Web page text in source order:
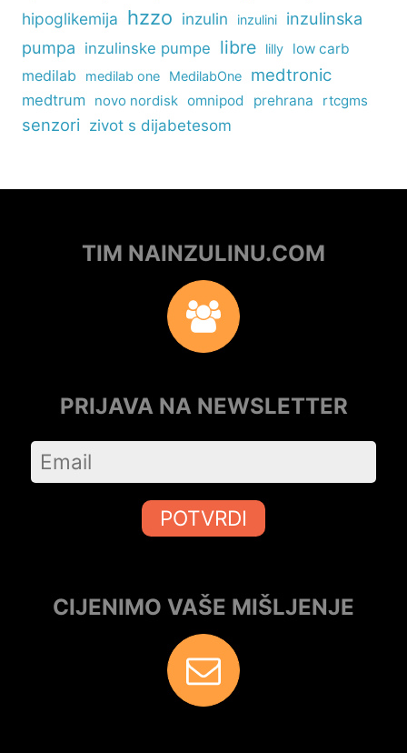
hipoglikemija hzzo inzulin inzulini
inzulinska
pumpa inzulinske pumpe libre lilly low carb
medilab medilab one MedilabOne medtronic
medtrum novo nordisk omnipod prehrana rtcgms
senzori zivot s dijabetesom
TIM NAINZULINU.COM
PRIJAVA NA NEWSLETTER
POTVRDI
CIJENIMO VAŠE MIŠLJENJE